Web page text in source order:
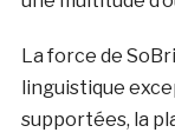
La force de
linguistique
supportées, la